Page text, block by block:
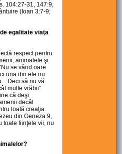
104:27-31, 147:9,
(Ioan 3:7-9;
egalitate viaţa
respect pentru
animalele şi
se vând oare
una din ele nu
Deci să nu vă
multe vrăbii"
că deşi
decât
toată creaţia.
din Geneza 9,
toate fiinţele vii, nu